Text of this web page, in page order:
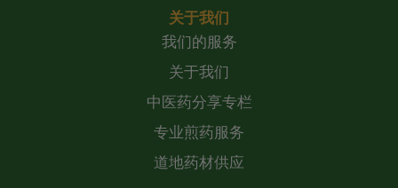
关于我们
我们的服务
关于我们
中医药分享专栏
专业煎药服务
道地药材供应